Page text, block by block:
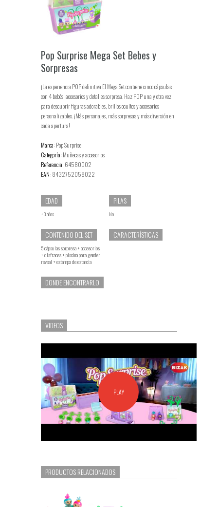
Pop Surprise Mega Set Bebes y
Sorpresas
¡La experiencia POP definitiva El Mega Set contiene cinco cápsulas
con 4 bebés, accesorios y detalles sorpresa. Haz POP una y otra vez
para descubrir figuras adorables, brillos ocultos y accesorios
personalizables. ¡Más personajes, más sorpresas y más diversión en
cada apertura!
Marca: Pop Surprise
Categoría: Muñecas y accesorios
Referencia: 64580002
EAN: 8432752058022
EDAD
+3 años
CONTENIDO DEL SET
5 cápsulas sorpresa + accesorios
+ disfraces + piscina para gender
reveal + estampa de estancia
DONDE ENCONTRARLO
PILAS
No
CARACTERÍSTICAS
VIDEOS
PLAY
PRODUCTOS RELACIONADOS